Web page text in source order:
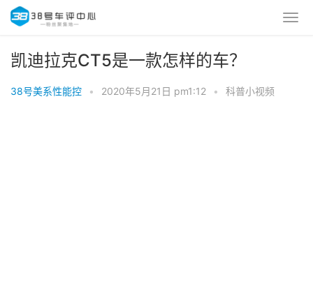
凯迪拉克CT5是一款怎样的车？
38号美系性能控 • 2020年5月21日 pm1:12 • 科普小视频